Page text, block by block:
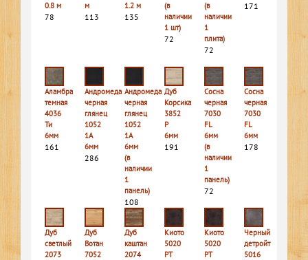
0.8 м
78
м
113
1.2 м
135
(в
наличии
1 шт)
72
(в
наличии
1
плита)
72
171
Аламбра
темная
4036
Ти
6мм
161
Андромеда
черная
глянец
1052
1A
6мм
286
Андромеда
черная
глянец
1052
1A
6мм
(в
наличии
1
панель)
108
Дуб
Корсика
3852
P
6мм
191
Сосна
черная
7030
FL
6мм
(в
наличии
1
панель)
72
Сосна
черная
7030
FL
6мм
178
Дуб
светлый
2073
Дуб
Вотан
7052
Дуб
каштан
2074
Киото
5020
PT
Киото
5020
PT
Черный
детройт
5016